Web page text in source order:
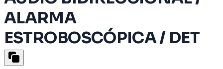
ALARMA
ESTROBOSCÓPICA / DET